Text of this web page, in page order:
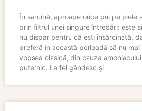
În sarcină, aproape orice pui pe piele
prin filtrul unei singure întrebări: este
nu dispar pentru că ești însărcinată,
preferă în această perioadă să nu mai
vopsea clasică, din cauza
puternic. La fel gândesc și